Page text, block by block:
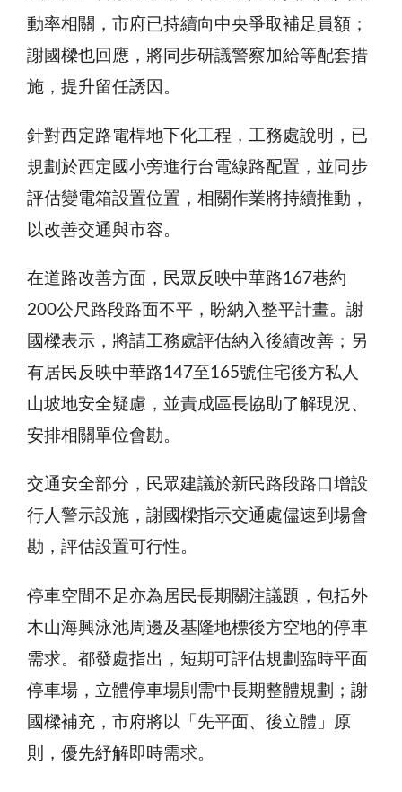
動率相關，市府已持續向中央爭取補足員額；
謝國樑也回應，將同步研議警察加給等配套措
施，提升留任誘因。
針對西定路電桿地下化工程，工務處說明，已
規劃於西定國小旁進行台電線路配置，並同步
評估變電箱設置位置，相關作業將持續推動，
以改善交通與市容。
在道路改善方面，民眾反映中華路167巷約
200公尺路段路面不平，盼納入整平計畫。謝
國樑表示，將請工務處評估納入後續改善；另
有居民反映中華路147至165號住宅後方私人
山坡地安全疑慮，並責成區長協助了解現況、
安排相關單位會勘。
交通安全部分，民眾建議於新民路段路口增設
行人警示設施，謝國樑指示交通處儘速到場會
勘，評估設置可行性。
停車空間不足亦為居民長期關注議題，包括外
木山海興泳池周邊及基隆地標後方空地的停車
需求。都發處指出，短期可評估規劃臨時平面
停車場，立體停車場則需中長期整體規劃；謝
國樑補充，市府將以「先平面、後立體」原
則，優先紓解即時需求。